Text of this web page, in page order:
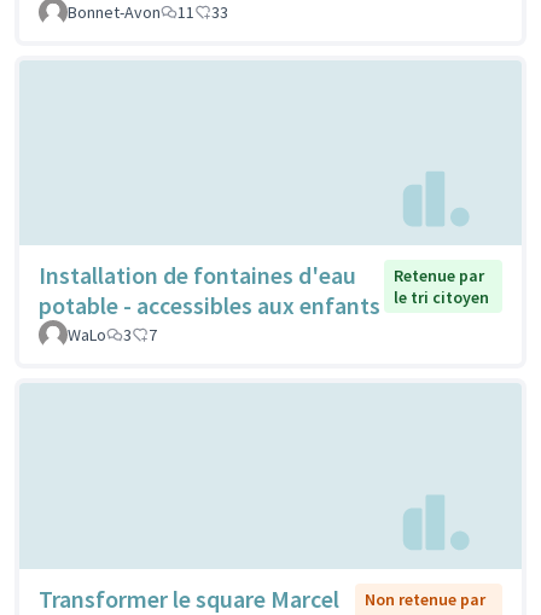
Bonnet-Avon 11 33
Installation de fontaines d'eau
potable - accessibles aux enfants
Retenue par
le tri citoyen
WaLo
3 7
Transformer le square Marcel
Non retenue par